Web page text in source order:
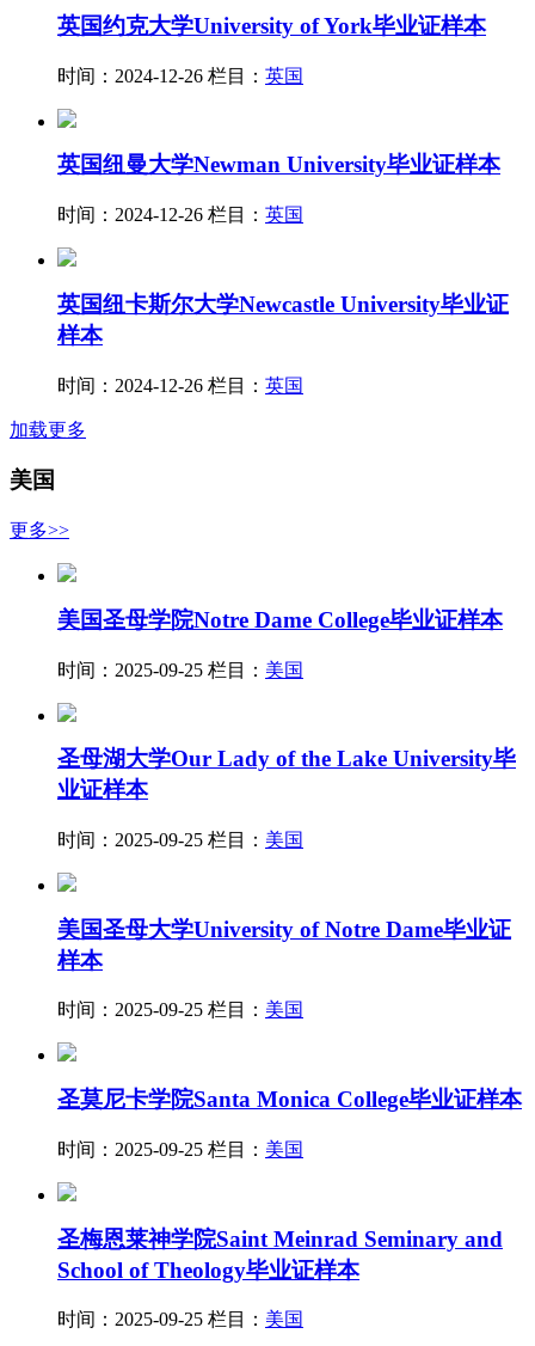
英国约克大学University of York毕业证样本
时间：2024-12-26 栏目： 英国
英国纽曼大学Newman University毕业证样本
时间：2024-12-26 栏目： 英国
英国纽卡斯尔大学Newcastle University毕业证
样本
时间：2024-12-26 栏目： 英国
加载更多
美国
更多>>
美国圣母学院Notre Dame College毕业证样本
时间：2025-09-25 栏目： 美国
圣母湖大学Our Lady of the Lake University毕
业证样本
时间：2025-09-25 栏目： 美国
美国圣母大学University of Notre Dame毕业证
样本
时间：2025-09-25 栏目： 美国
圣莫尼卡学院Santa Monica College毕业证样本
时间：2025-09-25 栏目： 美国
圣梅恩莱神学院Saint Meinrad Seminary and
School of Theology毕业证样本
时间：2025-09-25 栏目： 美国